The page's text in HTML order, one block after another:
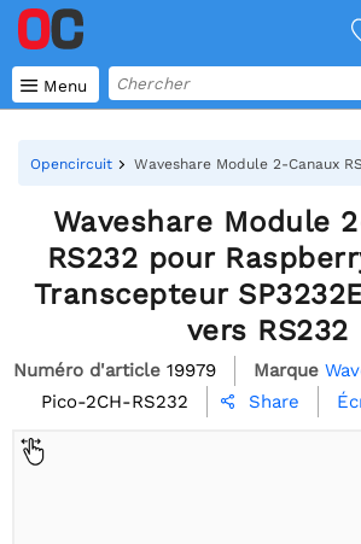
 Menu
Opencircuit Waveshare Module 2-Canaux
Waveshare Module
RS232 pour
Transcepteur
vers RS232
Numéro d'article 19979 Marque
Pico-2CH-RS232
 Share